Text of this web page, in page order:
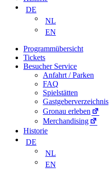
DE
NL
EN
Programmübersicht
Tickets
Besucher Service
Anfahrt / Parken
FAQ
Spielstätten
Gastgeberverzeichnis
Gronau erleben
Merchandising
Historie
DE
NL
EN